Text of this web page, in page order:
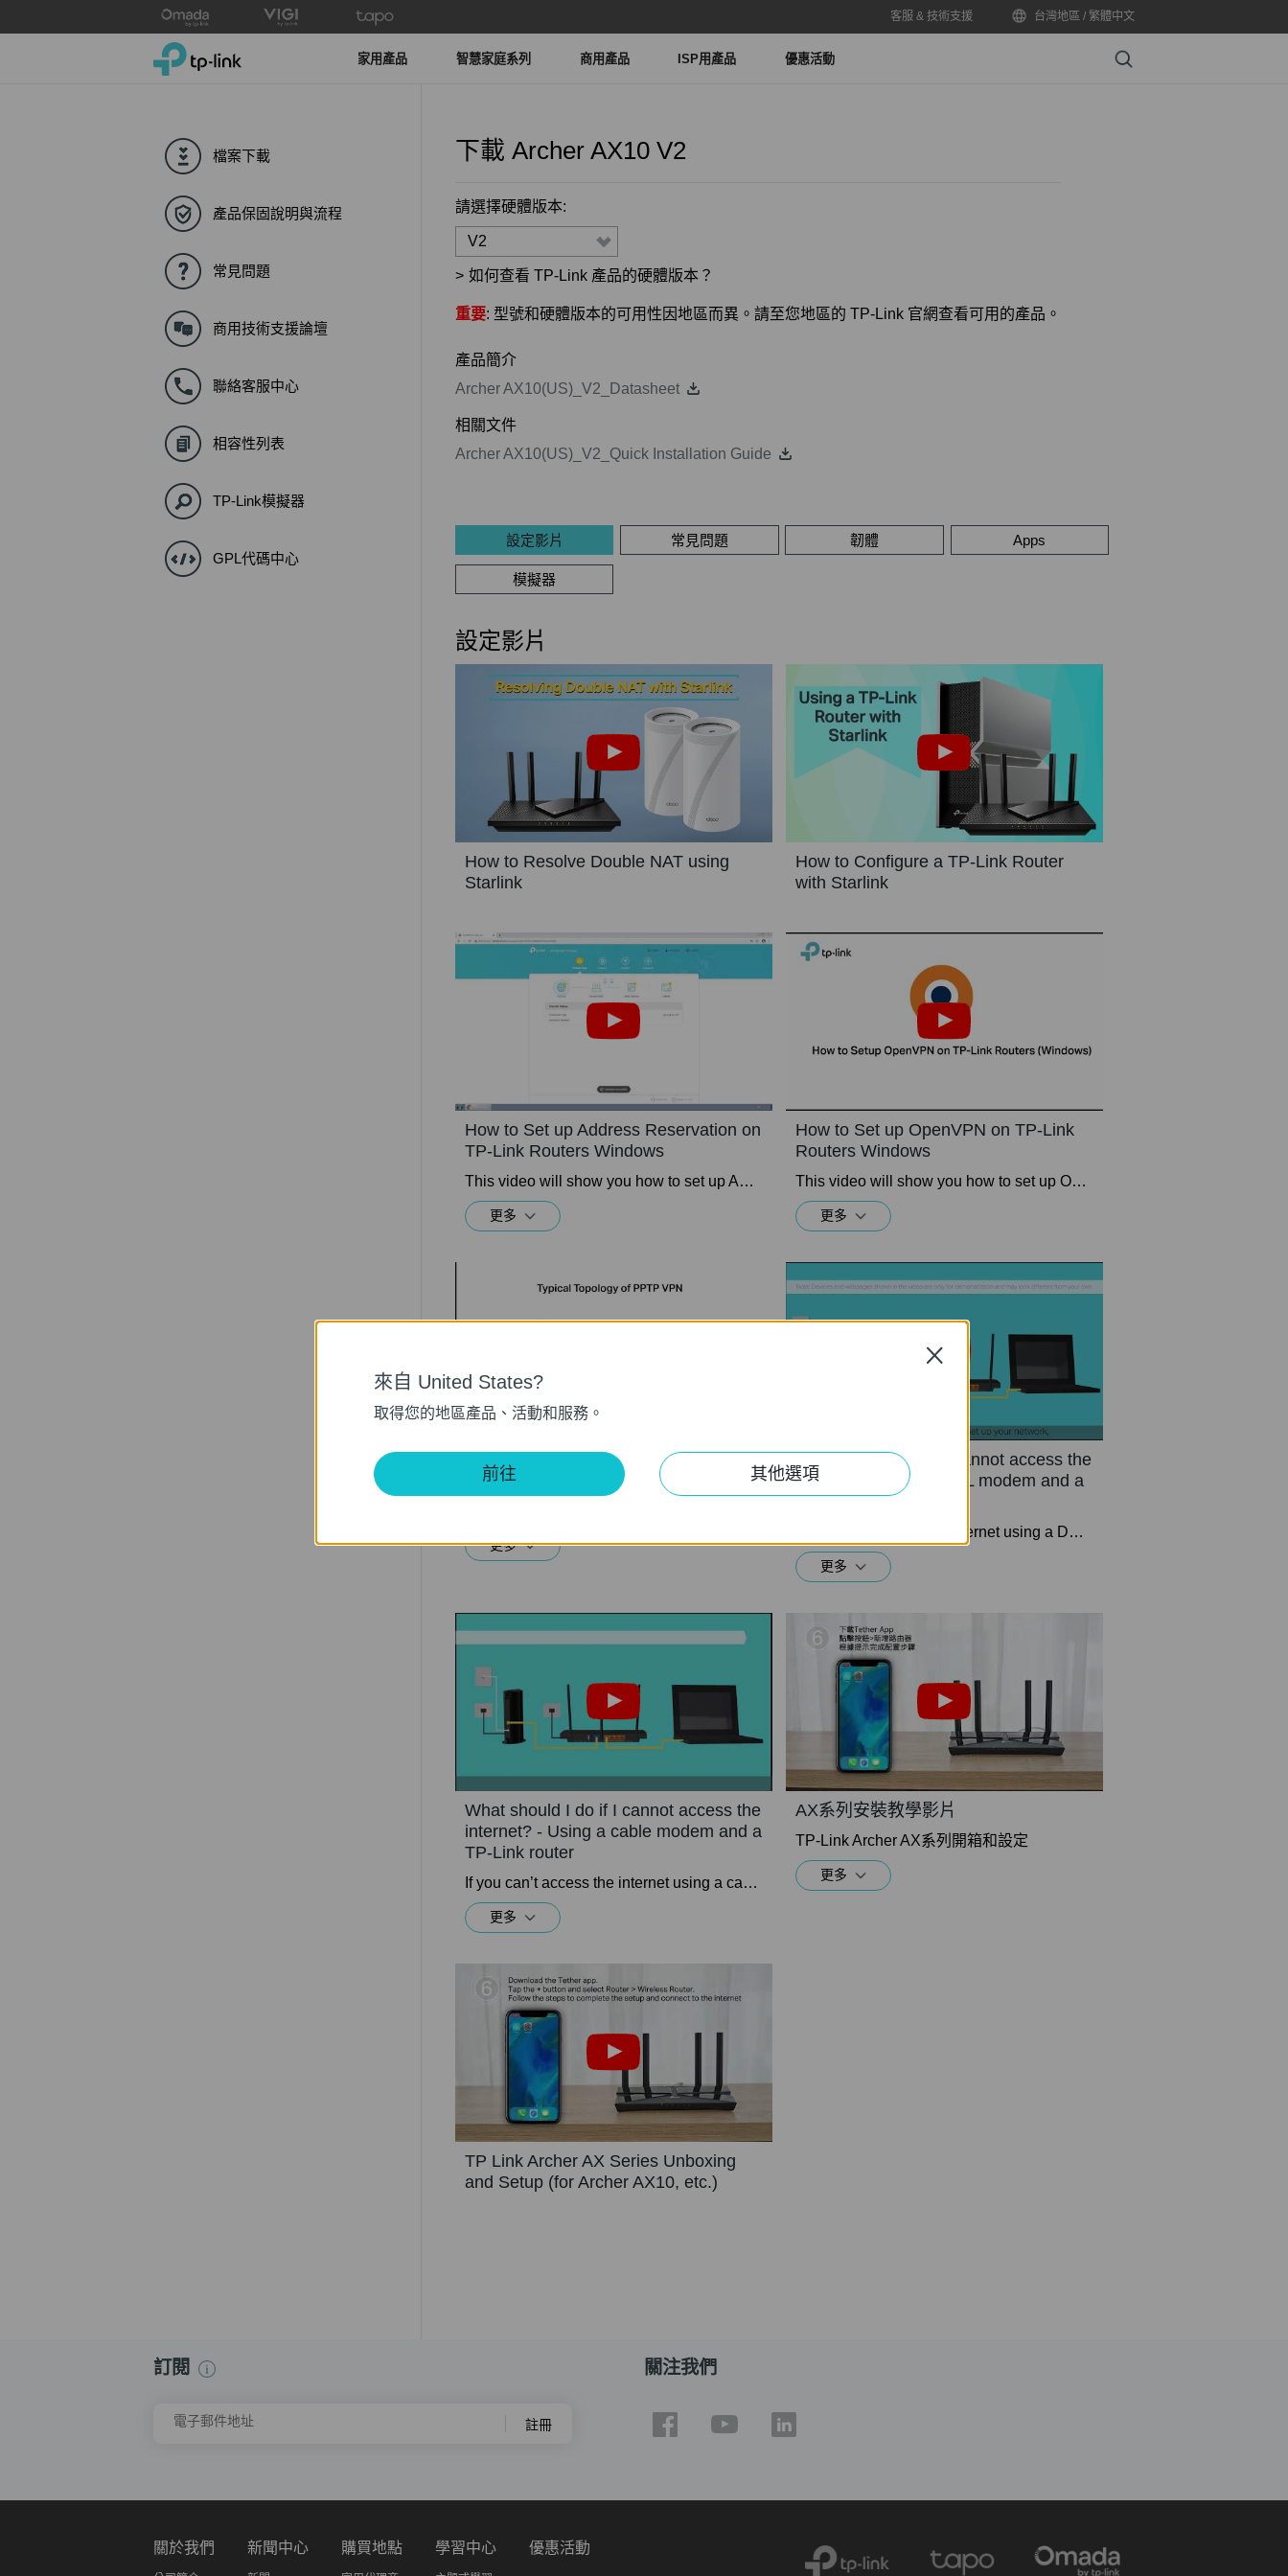
to
客服 & 技術支援 台灣地區 / 繁體中文
TP-Link, Reliably Smart 家用產品 智慧家庭系列 商用產品 ISP用產品 優惠活動 Search
檔案下載
產品保固說明與流程
常見問題
商用技術支援論壇
聯絡客服中心
相容性列表
TP-Link模擬器
GPL代碼中心
下載 Archer AX10 V2
請選擇硬體版本:
V2
> 如何查看 TP-Link 產品的硬體版本？
重要: 型號和硬體版本的可用性因地區而異。請至您地區的 TP-Link 官網查看可用的產品。
產品簡介
Archer AX10(US)_V2_Datasheet
相關文件
Archer AX10(US)_V2_Quick Installation Guide
設定影片 常見問題 韌體 Apps
模擬器
設定影片
How to Resolve Double NAT using
Starlink
How to Configure a TP-Link Router
with Starlink
How to Set up Address Reservation on
TP-Link Routers Windows
This video will show you how to set up Address Reservation on TP-Link routers.
更多
How to Set up OpenVPN on TP-Link
Routers Windows
This video will show you how to set up OpenVPN on a TP-Link Wi-Fi router. For more information, visit www.tp-link.com/support.
更多
How to setup PPTP VPN on TP Link
routers Windows
更多
What should I do if I cannot access the
internet? - Using a DSL modem and a
TP-Link router
If you can’t access the internet using a DSL modem and TP-Link router, this video can help you solve the problem.
更多
What should I do if I cannot access the
internet? - Using a cable modem and a
TP-Link router
If you can’t access the internet using a cable modem and TP-Link router, follow this video step by step to solve your problem.
更多
AX系列安裝教學影片
TP-Link Archer AX系列開箱和設定
更多
TP Link Archer AX Series Unboxing
and Setup (for Archer AX10, etc.)
訂閱
電子郵件地址 註冊
關注我們
關於我們 新聞中心 購買地點 學習中心 優惠活動
來自 United States?
取得您的地區產品、活動和服務。
前往 其他選項
Close